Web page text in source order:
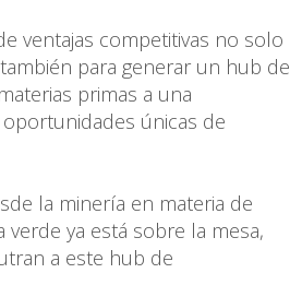
ventajas competitivas no solo
para generar un hub de
primas a una
únicas de
la minería en materia de
verde ya está sobre la mesa,
a este hub de